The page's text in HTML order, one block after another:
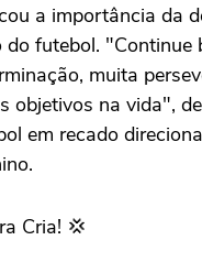
a importância da
futebol. "Continue
muita
objetivos na vida",
em recado
Cria! 💢